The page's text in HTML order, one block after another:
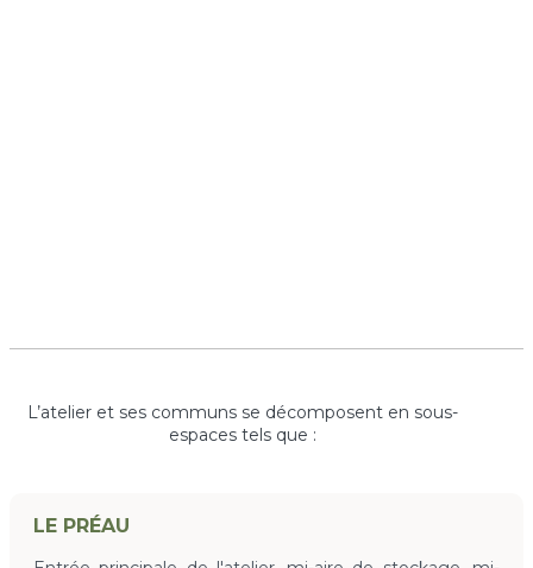
L’atelier et ses communs se décomposent en sous-
espaces tels que :
LE PRÉAU